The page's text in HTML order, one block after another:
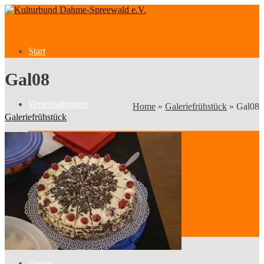
Start
Veranstaltungen
Veranstaltungen
Kategorien
Gal08
Home » Galeriefrühstück » Gal08
Galeriefrühstück